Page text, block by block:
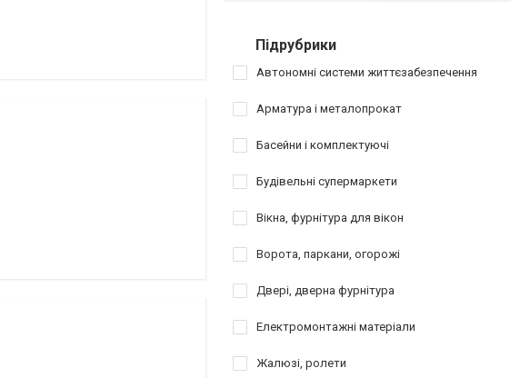
Підрубрики
Автономні системи життєзабезпечення
Арматура і металопрокат
Басейни і комплектуючі
Будівельні супермаркети
Вікна, фурнітура для вікон
Ворота, паркани, огорожі
Двері, дверна фурнітура
Електромонтажні матеріали
Жалюзі, ролети